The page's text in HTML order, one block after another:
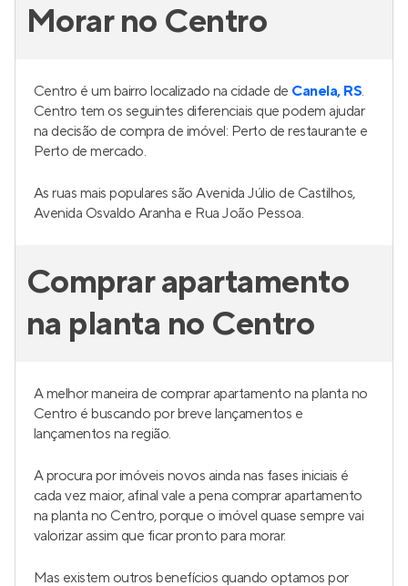
Morar no Centro
Centro é um bairro localizado na cidade de Canela, RS.
Centro tem os seguintes diferenciais que podem ajudar
na decisão de compra de imóvel: Perto de restaurante e
Perto de mercado.
As ruas mais populares são Avenida Júlio de Castilhos,
Avenida Osvaldo Aranha e Rua João Pessoa.
Comprar apartamento
na planta no Centro
A melhor maneira de comprar apartamento na planta no
Centro é buscando por breve lançamentos e
lançamentos na região.
A procura por imóveis novos ainda nas fases iniciais é
cada vez maior, afinal vale a pena comprar apartamento
na planta no Centro, porque o imóvel quase sempre vai
valorizar assim que ficar pronto para morar.
Mas existem outros benefícios quando optamos por